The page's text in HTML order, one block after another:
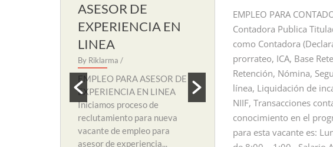
EMPLEO PARA
Contadora Publica
como Contadora
prorrateo, ICA, Base
Retención, Nómina,
línea, Liquidación de
NIIF, Transacciones
conocimiento en el
para esta vacante es:
ASESOR DE
EXPERIENCIA EN
LINEA
By Riklarma /
EMPLEO PARA ASESOR DE
EXPERIENCIA EN LINEA
Iniciamos proceso de
reclutamiento para nueva
vacante de empleo para
asesor de experiencia...
AUXILIAR DE
SOPORTE REMOTO
EMPLEO PARA AUXILIAR DE
SOPORTE REMOTO Iniciamos
nuevo proceso de consecución
y búsqueda de personal para
suplir vacante de empleo...
By